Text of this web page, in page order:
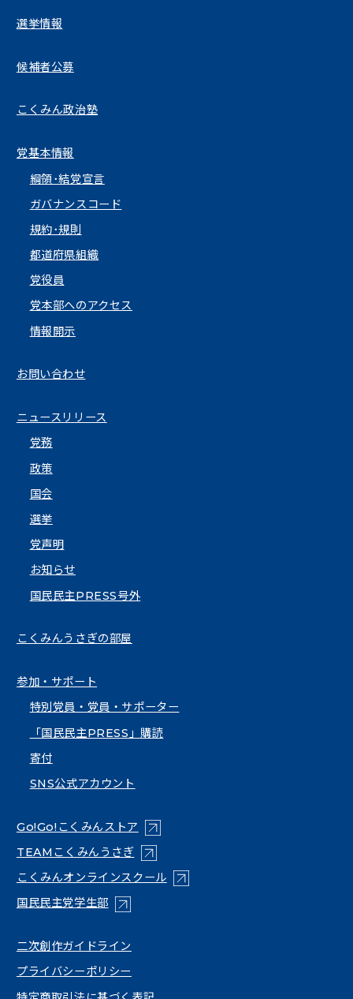
選挙情報
候補者公募
こくみん政治塾
党基本情報
綱領･結党宣言
ガバナンスコード
規約･規則
都道府県組織
党役員
党本部へのアクセス
情報開示
お問い合わせ
ニュースリリース
党務
政策
国会
選挙
党声明
お知らせ
国民民主PRESS号外
こくみんうさぎの部屋
参加・サポート
特別党員・党員・サポーター
「国民民主PRESS」購読
寄付
SNS公式アカウント
Go!Go!こくみんストア （新しいタブで開く）
TEAMこくみんうさぎ（新しいタブで開く）
こくみんオンラインスクール（新しいタブで開く）
国民民主党学生部（新しいタブで開く）
二次創作ガイドライン
プライバシーポリシー